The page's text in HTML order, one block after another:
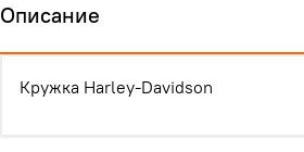
Описание
Кружка Harley-Davidson